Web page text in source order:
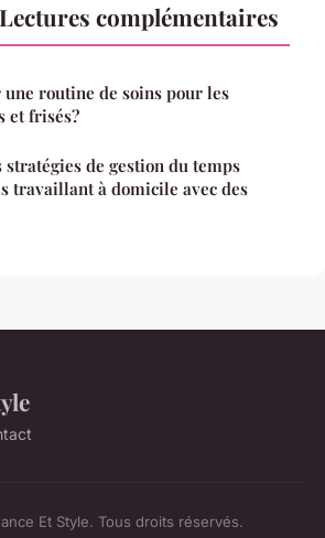
complémentaires
routine de soins pour les
et frisés?
stratégies de gestion du temps
travaillant à domicile avec des
Et Style. Tous droits réservés.